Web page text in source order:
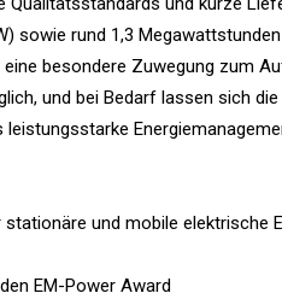
sowie rund 1,3
besondere Zuwegung zum
und bei Bedarf lassen sich
und mobile elektrische
EM-Power Award